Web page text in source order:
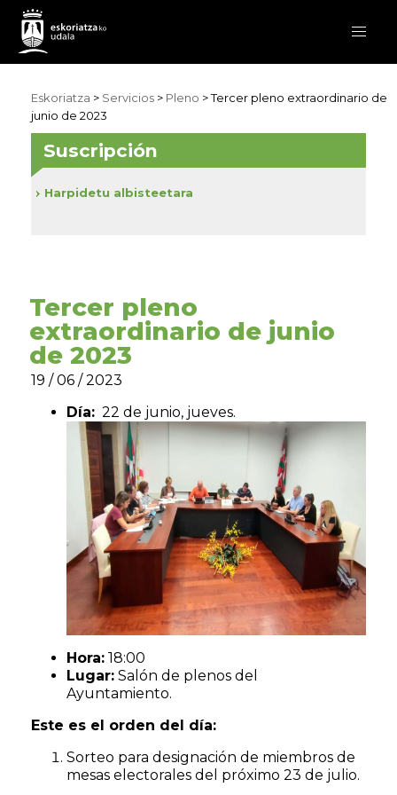
Eskoriatza > Servicios > Pleno > Tercer pleno extraordinario de
junio de 2023
Tercer pleno
extraordinario de junio
de 2023
19 / 06 / 2023
Día: 22 de junio, jueves.
Hora: 18:00
Lugar: Salón de plenos del
Ayuntamiento.
Este es el orden del día:
Sorteo para designación de miembros de
mesas electorales del próximo 23 de julio.
Suscripción
Harpidetu albisteetara